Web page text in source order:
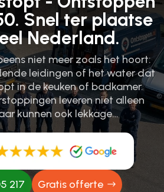
Snel ter plaatse
Nederland.
niet meer zoals het hoort:
leidingen of het water dat
in de keuken of badkamer.​
leveren niet alleen
kunnen ook lekkage…
217 Gratis offerte